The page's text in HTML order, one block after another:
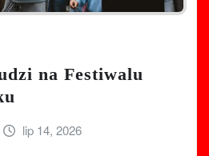
na Festiwalu
lip 14, 2026